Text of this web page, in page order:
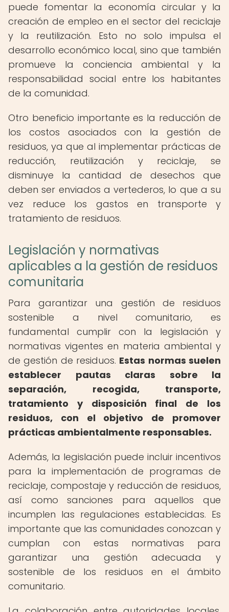
puede fomentar la economía circular y la
creación de empleo en el sector del reciclaje
y la reutilización. Esto no solo impulsa el
desarrollo económico local, sino que también
promueve la conciencia ambiental y la
responsabilidad social entre los habitantes
de la comunidad.
Otro beneficio importante es la reducción de
los costos asociados con la gestión de
residuos, ya que al implementar prácticas de
reducción, reutilización y reciclaje, se
disminuye la cantidad de desechos que
deben ser enviados a vertederos, lo que a su
vez reduce los gastos en transporte y
tratamiento de residuos.
Legislación y normativas
aplicables a la gestión de residuos
comunitaria
Para garantizar una gestión de residuos
sostenible a nivel comunitario, es
fundamental cumplir con la legislación y
normativas vigentes en materia ambiental y
de gestión de residuos. Estas normas suelen
establecer pautas claras sobre la
separación, recogida, transporte,
tratamiento y disposición final de los
residuos, con el objetivo de promover
prácticas ambientalmente responsables.
Además, la legislación puede incluir incentivos
para la implementación de programas de
reciclaje, compostaje y reducción de residuos,
así como sanciones para aquellos que
incumplen las regulaciones establecidas. Es
importante que las comunidades conozcan y
cumplan con estas normativas para
garantizar una gestión adecuada y
sostenible de los residuos en el ámbito
comunitario.